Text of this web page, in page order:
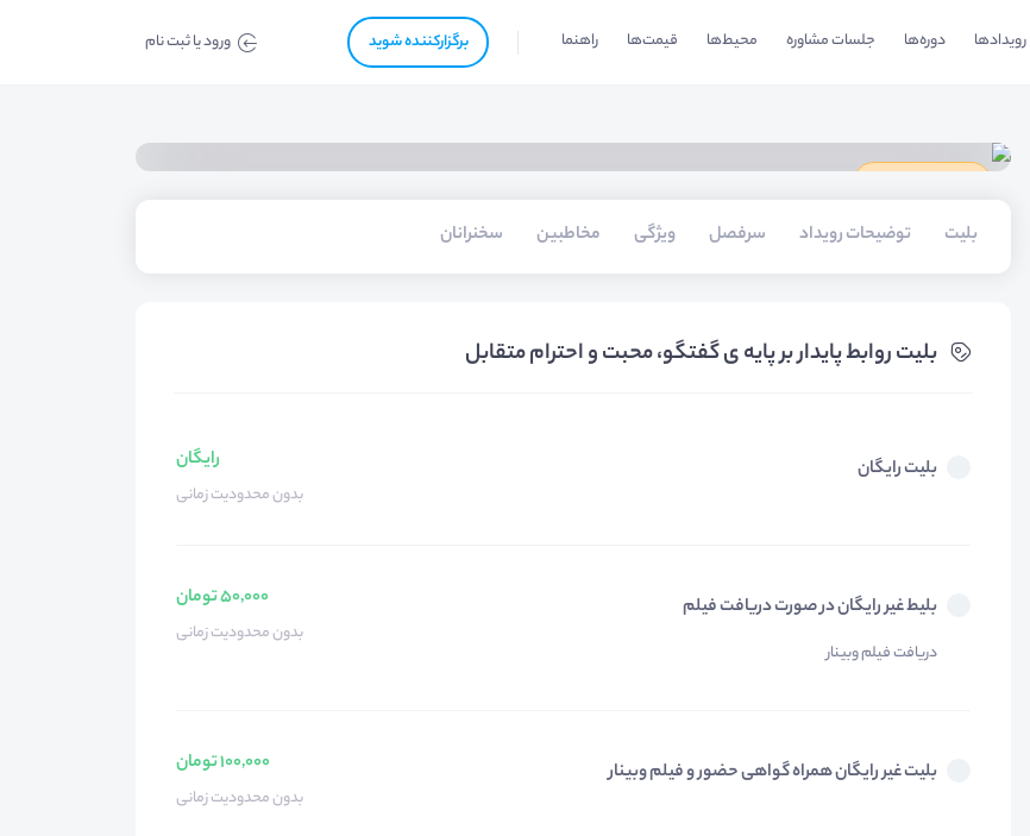
رویدادها دوره‌ها جلسات مشاوره محیط‌ها قیمت‌ها راهنما برگزار‌‌کننده شوید ورود یا ثبت نام
بلیت‌ توضیحات رویداد سرفصل ویژگی مخاطبین سخنرانان
بلیت‌ روابط پایدار بر پایه ی گفتگو، محبت و احترام متقابل
بلیت رایگان رایگان
بدون محدودیت زمانی
بلیط غیر رایگان در صورت دریافت فیلم
دریافت فیلم وبینار
50,000 تومان
بدون محدودیت زمانی
بلیت غیر رایگان همراه گواهی حضور و فیلم وبینار 100,000 تومان
بدون محدودیت زمانی